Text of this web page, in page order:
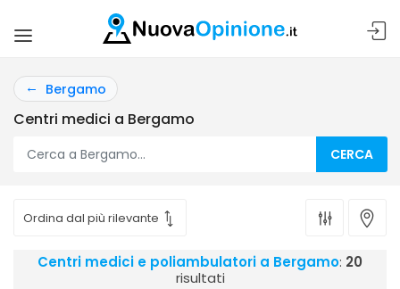
Bergamo
Centri medici a Bergamo
CERCA
Centri medici e poliambulatori a Bergamo: 20
risultati